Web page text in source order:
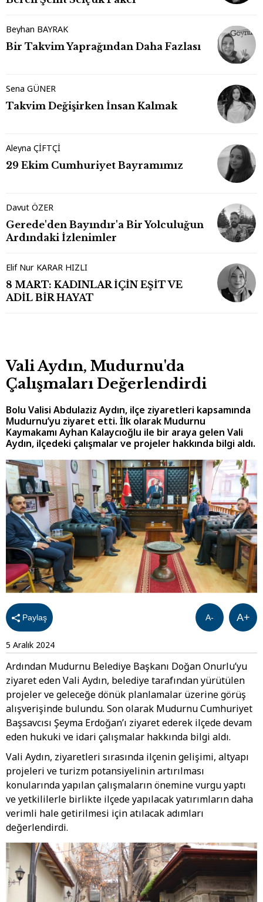
Beyhan BAYRAK
Bir Takvim Yaprağından Daha Fazlası
Sena GÜNER
Takvim Değişirken İnsan Kalmak
Aleyna ÇİFTÇİ
29 Ekim Cumhuriyet Bayramımız
Davut ÖZER
Gerede'den Bayındır'a Bir Yolculuğun
Ardındaki İzlenimler
Elif Nur KARAR HIZLI
8 MART: KADINLAR İÇİN EŞİT VE
ADİL BİR HAYAT
Vali Aydın, Mudurnu'da
Çalışmaları Değerlendirdi
Bolu Valisi Abdulaziz Aydın, ilçe ziyaretleri kapsamında
Mudurnu’yu ziyaret etti. İlk olarak Mudurnu
Kaymakamı Ayhan Kalaycıoğlu ile bir araya gelen Vali
Aydın, ilçedeki çalışmalar ve projeler hakkında bilgi aldı.
Paylaş A+
A-
5 Aralık 2024
Ardından Mudurnu Belediye Başkanı Doğan Onurlu’yu
ziyaret eden Vali Aydın, belediye tarafından yürütülen
projeler ve geleceğe dönük planlamalar üzerine görüş
alışverişinde bulundu. Son olarak Mudurnu Cumhuriyet
Başsavcısı Şeyma Erdoğan’ı ziyaret ederek ilçede devam
eden hukuki ve idari çalışmalar hakkında bilgi aldı.
Vali Aydın, ziyaretleri sırasında ilçenin gelişimi, altyapı
projeleri ve turizm potansiyelinin artırılması
konularında yapılan çalışmaların önemine vurgu yaptı
ve yetkililerle birlikte ilçede yapılacak yatırımların daha
verimli hale getirilmesi için atılacak adımları
değerlendirdi.